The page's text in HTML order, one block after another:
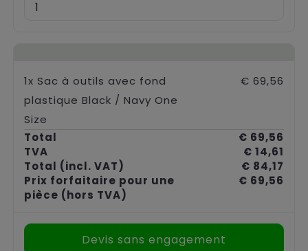
1x Sac à outils avec fond
plastique Black / Navy One
Size
€ 69,56
Total
€ 69,56
TVA
€ 14,61
Total (incl. VAT)
€ 84,17
Prix forfaitaire pour une
pièce (hors TVA)
€ 69,56
Devis sans engagement